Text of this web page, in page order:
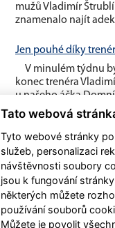
mužů Vladimír
znamenalo najít
Jen pouhé díky
V minulém týdnu
konec trenéra
u našeho áčka
pouhé poděkování
Tato webová
Tyto webové stránky
služeb, personalizaci
návštěvnosti soubory
jsou k fungování
některých můžete
používání souborů
Můžete je povolit